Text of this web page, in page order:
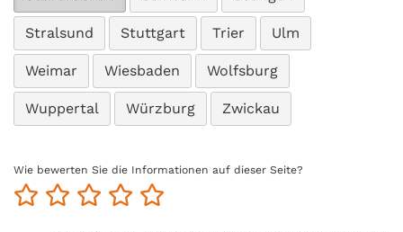
Stralsund Stuttgart Trier Ulm
Weimar Wiesbaden Wolfsburg
Wuppertal Würzburg Zwickau
Wie bewerten Sie die Informationen auf dieser Seite?